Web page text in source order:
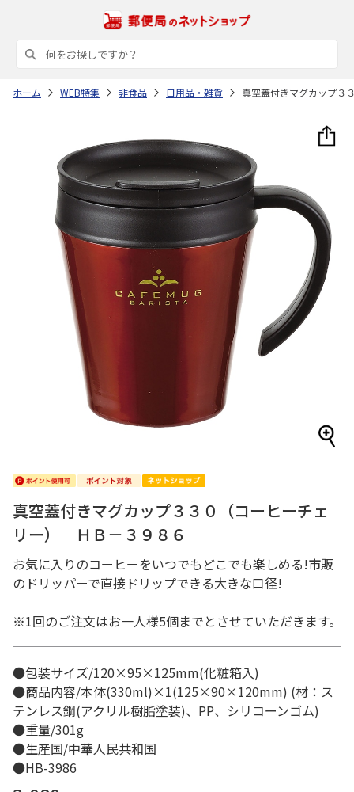
ホーム WEB特集 非食品 日用品・雑貨 真空蓋付きマグカップ３
真空蓋付きマグカップ３３０（コーヒーチェ
リー） ＨＢ－３９８６
お気に入りのコーヒーをいつでもどこでも楽しめる!市販
のドリッパーで直接ドリップできる大きな口径!
※1回のご注文はお一人様5個までとさせていただきます。
●包装サイズ/120×95×125mm(化粧箱入)
●商品内容/本体(330ml)×1(125×90×120mm) (材：ス
テンレス鋼(アクリル樹脂塗装)、PP、シリコーンゴム)
●重量/301g
●生産国/中華人民共和国
●HB-3986